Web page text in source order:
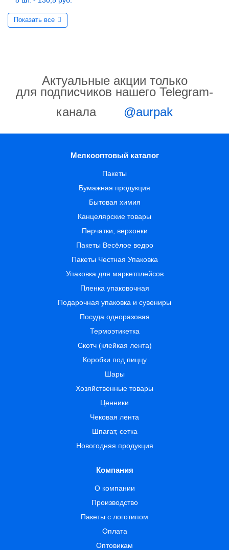
Показать все
Актуальные акции только
для подписчиков нашего Telegram-
канала
@aurpak
Мелкооптовый каталог
Пакеты
Бумажная продукция
Бытовая химия
Канцелярские товары
Перчатки, верхонки
Пакеты Весёлое ведро
Пакеты Честная Упаковка
Упаковка для маркетплейсов
Пленка упаковочная
Подарочная упаковка и сувениры
Посуда одноразовая
Термоэтикетка
Скотч (клейкая лента)
Коробки под пиццу
Шары
Хозяйственные товары
Ценники
Чековая лента
Шпагат, сетка
Новогодняя продукция
Компания
О компании
Производство
Пакеты с логотипом
Оплата
Оптовикам